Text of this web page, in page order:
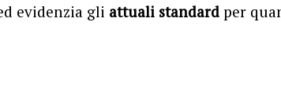
evidenzia gli attuali standardper